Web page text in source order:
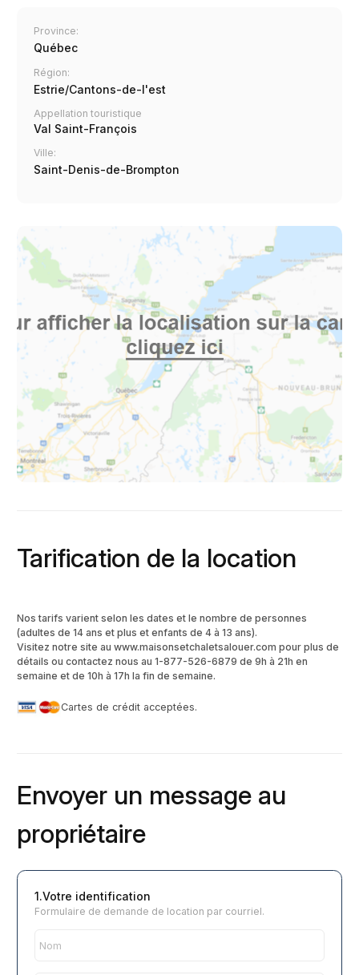
Province:
Québec
Région:
Estrie/Cantons-de-l'est
Appellation touristique
Val Saint-François
Ville:
Saint-Denis-de-Brompton
Envoyer un message au
propriétaire
Formulaire de demande de location par courriel.
1.Votre identification
Tarification de la location
Nos tarifs varient selon les dates et le nombre de personnes
(adultes de 14 ans et plus et enfants de 4 à 13 ans).
Visitez notre site au www.maisonsetchaletsalouer.com pour plus de
détails ou contactez nous au 1-877-526-6879 de 9h à 21h en
semaine et de 10h à 17h la fin de semaine.
Cartes de crédit acceptées.